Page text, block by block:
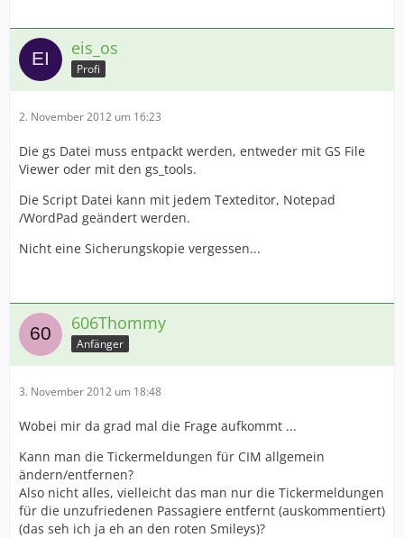
eis_os
Profi
2. November 2012 um 16:23
Die gs Datei muss entpackt werden, entweder mit GS File
Viewer oder mit den gs_tools.
Die Script Datei kann mit jedem Texteditor, Notepad
/WordPad geändert werden.
Nicht eine Sicherungskopie vergessen...
606Thommy
Anfänger
3. November 2012 um 18:48
Wobei mir da grad mal die Frage aufkommt ...
Kann man die Tickermeldungen für CIM allgemein
ändern/entfernen?
Also nicht alles, vielleicht das man nur die Tickermeldungen
für die unzufriedenen Passagiere entfernt (auskommentiert)
(das seh ich ja eh an den roten Smileys)?